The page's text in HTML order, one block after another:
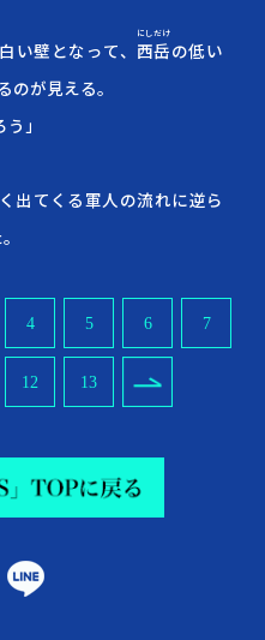
壁となって、 西
にし
岳
だけ
の低い
のが見える。
」
出てくる軍人の流れに逆ら
4 5 6 7
12 13